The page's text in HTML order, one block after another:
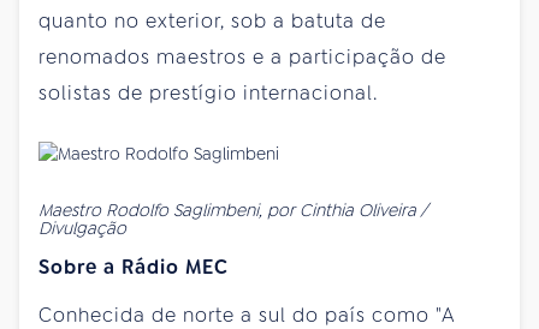
quanto no exterior, sob a batuta de
renomados maestros e a participação de
solistas de prestígio internacional.
Maestro Rodolfo Saglimbeni, por Cinthia Oliveira /
Divulgação
Sobre a Rádio MEC
Conhecida de norte a sul do país como "A